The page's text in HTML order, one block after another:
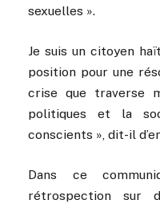
sexuelles ».
Je suis un citoyen
position pour une
crise que traverse
politiques et la
conscients », dit-il
Dans ce
rétrospection sur